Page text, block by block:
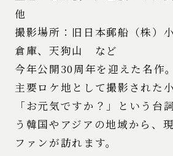
他
撮影場所：旧日本郵船（株）
倉庫、天狗山 など
今年公開30周年を迎えた名作。
主要ロケ地として撮影された
「お元気ですか？」という台
う韓国やアジアの地域から、
ファンが訪れます。